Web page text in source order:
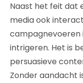
Naast het feit dat
media ook
campagnevoeren
intrigeren. Het is
persuasieve
Zonder aandacht